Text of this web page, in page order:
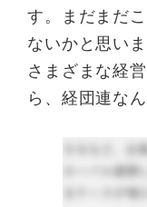
す。まだまだ
ないかと思い
さまざまな経
ら、経団連な